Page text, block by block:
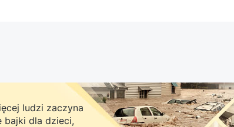
ludzi zaczyna
bajki dla dzieci,